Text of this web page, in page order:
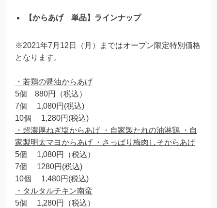
【からあげ 単品】ラインナップ
※2021年7月12日（月）まではオープン限定特別価格
となります。
・若鶏の醤油からあげ
5個 880円（税込）
7個 1,080円(税込)
10個 1,280円(税込)
・超濃厚ねぎ塩からあげ ・自家製たれの油淋鶏 ・自
家製明太マヨからあげ ・さっぱり梅肉しそからあげ
5個 1,080円（税込）
7個 1280円(税込)
10個 1,480円(税込)
・タルタルチキン南蛮
5個 1,280円（税込）